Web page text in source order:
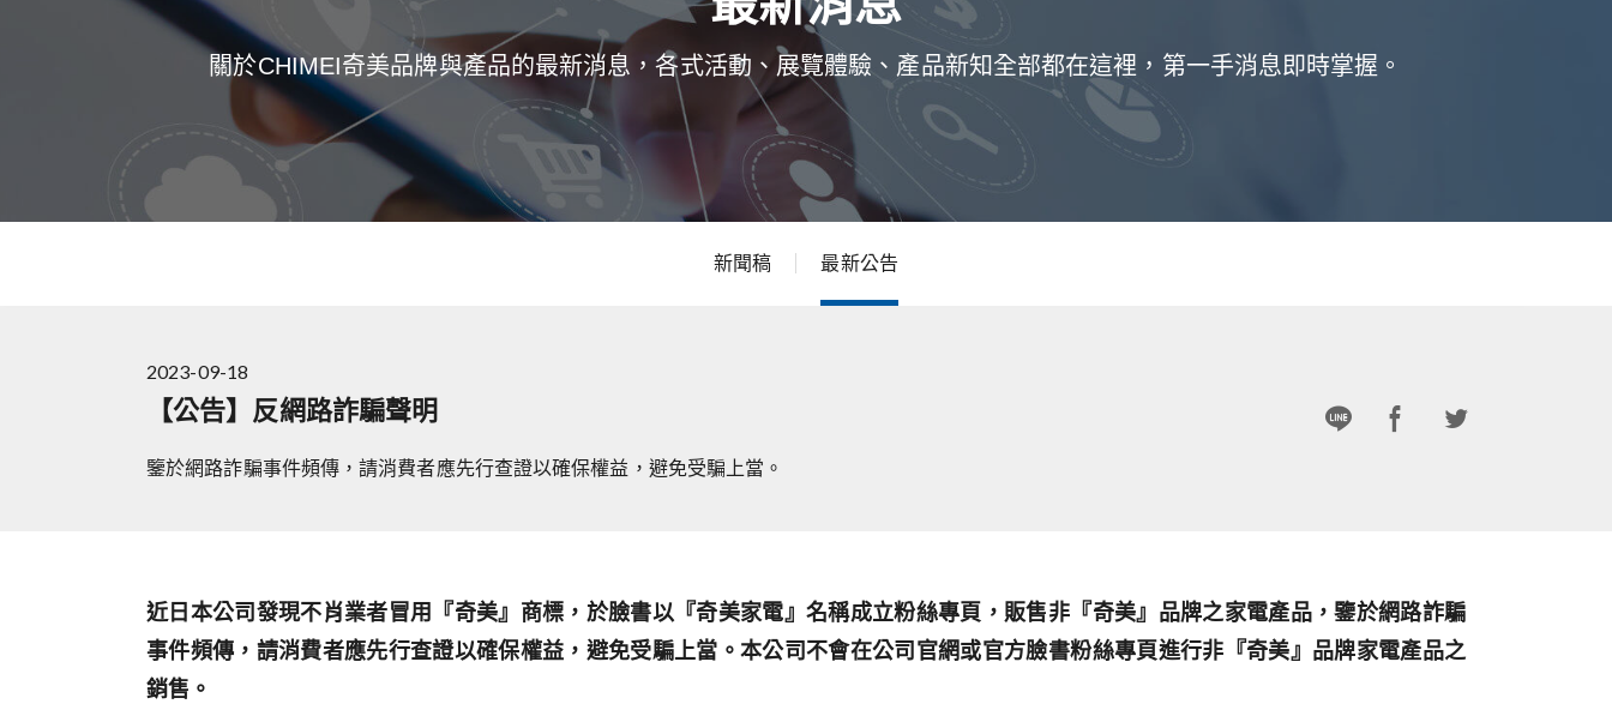
關於CHIMEI奇美品牌與產品的最新消息，各式活動、展覽體驗、產品新知全部都在這裡，第一手消息即時掌握。
新聞稿 最新公告
2023-09-18
【公告】反網路詐騙聲明
鑒於網路詐騙事件頻傳，請消費者應先行查證以確保權益，避免受騙上當。
近日本公司發現不肖業者冒用『奇美』商標，於臉書以『奇美家電』名稱成立粉絲專頁，販售非『奇美』品牌之家電產品，鑒於網路詐騙
事件頻傳，請消費者應先行查證以確保權益，避免受騙上當。本公司不會在公司官網或官方臉書粉絲專頁進行非『奇美』品牌家電產品之
銷售。